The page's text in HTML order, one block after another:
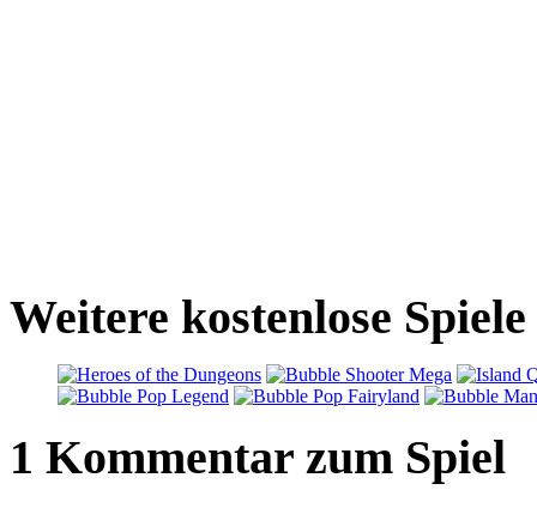
Weitere kostenlose
1 Kommentar zum Spiel